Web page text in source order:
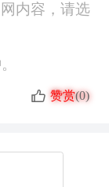
内容，请选
赞赏(0)